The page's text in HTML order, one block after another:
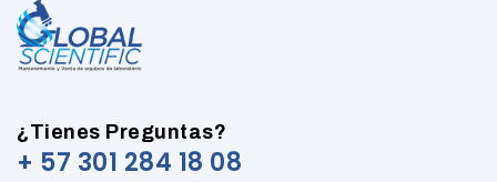
¿Tienes Preguntas?
+ 57 301 284 18 08